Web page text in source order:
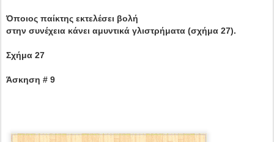
Όποιος παίκτης εκτελέσει βολή
στην συνέχεια κάνει αμυντικά γλιστρήματα (σχήμα 27).
Σχήμα 27
Άσκηση # 9